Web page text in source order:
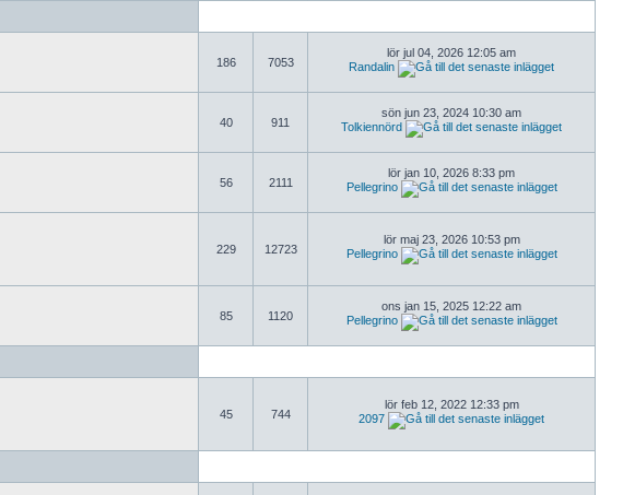
186 7053
lör jul 04, 2026 12:05 am
Randalin
40 911
sön jun 23, 2024 10:30 am
Tolkiennörd
56 2111
lör jan 10, 2026 8:33 pm
Pellegrino
229 12723
lör maj 23, 2026 10:53 pm
Pellegrino
85 1120
ons jan 15, 2025 12:22 am
Pellegrino
45 744
lör feb 12, 2022 12:33 pm
2097